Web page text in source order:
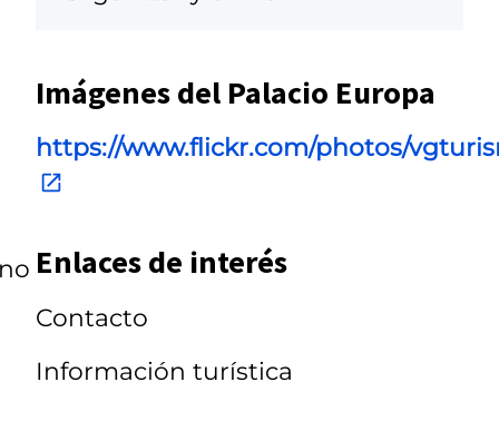
Imágenes del Palacio Europa
https://www.flickr.com/photos/
Enlaces de interés
Contacto
Información turística